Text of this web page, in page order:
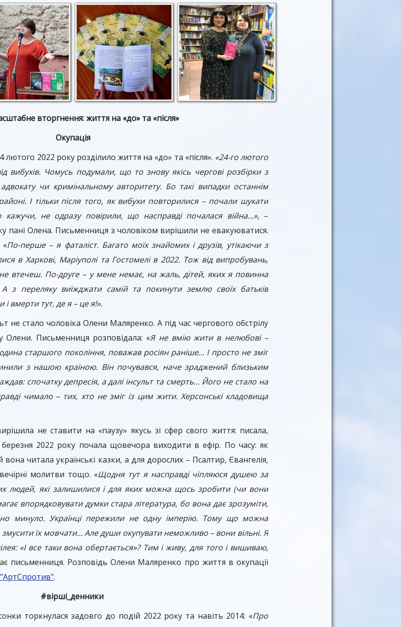
вторгнення: життя на «до» та «після»
Окупація
2022 року розділило життя на «до» та «після». «24-го лютого
вибухів. Чомусь подумали, що то знову якісь чергові розбірки з
чи кримінальному авторитету. Бо такі випадки останнім
І тільки після того, як вибухи повторилися – почали шукати
кажучи, не одразу повірили, що насправді почалася війна…», –
пані Олена. Письменниця з чоловіком вирішили не евакуюватися.
«По-перше – я фаталіст. Багато моїх знайомих і друзів, утікаючи з
в Харкові, Маріуполі та Гостомелі в 2022. Тож від випробувань,
втечеш. По-друге – у мене немає, на жаль, дітей, яких я повинна
з переляку виїжджати самій та покинути землю своїх батьків
вмерти тут, де я – це я!».
не стало чоловіка Олени Маляренко. А під час чергового обстрілу
Олени. Письменниця розповідала: «Я не вмію жити в нелюбові –
старшого покоління, поважав росіян раніше… І просто не зміг
з нашою країною. Він почувався, наче зраджений близьким
спочатку депресія, а далі інсульт та смерть… Його не стало на
чимало – тих, хто не зміг із цим жити. Херсонські кладовища
не ставити на «паузу» якусь зі сфер свого життя: писала,
2022 року почала щовечора виходити в ефір. По часу: як
вона читала українські казки, а для дорослих – Псалтир, Євангелія,
молитви тощо. «Щодня тут я насправді чіпляюся душею за
людей, які залишилися і для яких можна щось зробити (чи вони
впорядковувати думки стара література, бо вона дає зрозуміти,
минуло. Українці пережили не одну імперію. Тому що можна
їх мовчати… Але души окупувати неможливо – вони вільні. Я
«І все таки вона обертається»? Тим і живу, для того і вишиваю,
письменниця. Розповідь Олени Маляренко про життя в окупації
"АртСпротив".
#вірші_денники
торкнулася задовго до подій 2022 року та навіть 2014: «Про